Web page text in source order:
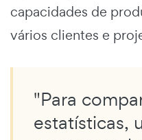
capacidades de
vários clientes e
"Para
estatísticas,